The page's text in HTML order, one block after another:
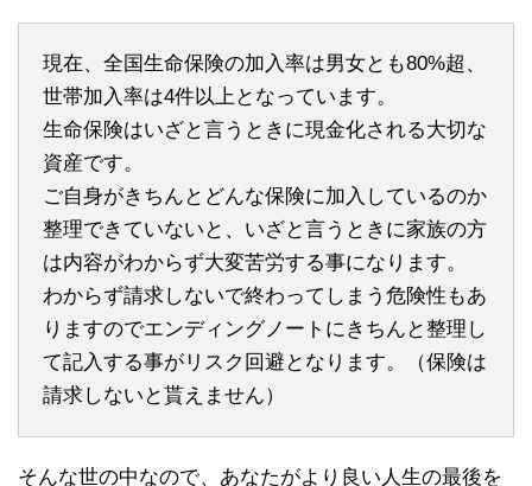
現在、全国生命保険の加入率は男女とも80%超、
世帯加入率は4件以上となっています。
生命保険はいざと言うときに現金化される大切な
資産です。
ご自身がきちんとどんな保険に加入しているのか
整理できていないと、いざと言うときに家族の方
は内容がわからず大変苦労する事になります。
わからず請求しないで終わってしまう危険性もあ
りますのでエンディングノートにきちんと整理し
て記入する事がリスク回避となります。（保険は
請求しないと貰えません）
そんな世の中なので、あなたがより良い人生の最後を